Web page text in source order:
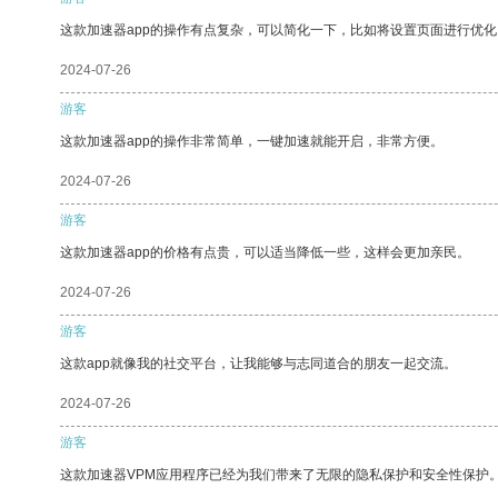
这款加速器app的操作有点复杂，可以简化一下，比如将设置页面进行优
2024-07-26
游客
这款加速器app的操作非常简单，一键加速就能开启，非常方便。
2024-07-26
游客
这款加速器app的价格有点贵，可以适当降低一些，这样会更加亲民。
2024-07-26
游客
这款app就像我的社交平台，让我能够与志同道合的朋友一起交流。
2024-07-26
游客
这款加速器VPM应用程序已经为我们带来了无限的隐私保护和安全性保护